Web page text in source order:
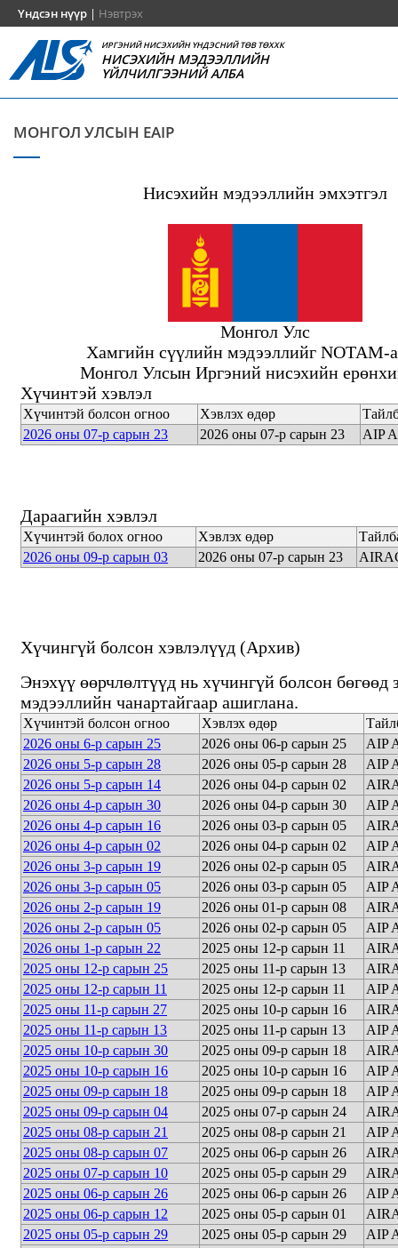
Үндсэн нүүр | Нэвтрэх
ИРГЭНИЙ НИСЭХИЙН ҮНДЭСНИЙ ТӨВ ТӨХХК
НИСЭХИЙН МЭДЭЭЛЛИЙН
ҮЙЛЧИЛГЭЭНИЙ АЛБА
МОНГОЛ УЛСЫН EAIP